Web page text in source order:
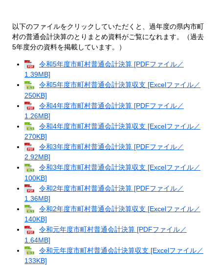
以下のファイルをクリックしていただくと、過年度の県内市町
村の普通会計決算のとりまとめ資料がご覧になれます。（過去
5年度分の資料を掲載しています。）
令和5年度市町村普通会計決算 [PDFファイル／
1.39MB]
令和5年度市町村普通会計決算収支 [Excelファイル／
250KB]
令和4年度市町村普通会計決算 [PDFファイル／
1.26MB]
令和4年度市町村普通会計決算収支 [Excelファイル／
270KB]
令和3年度市町村普通会計決算 [PDFファイル／
2.92MB]
令和3年度市町村普通会計決算収支 [Excelファイル／
100KB]
令和2年度市町村普通会計決算 [PDFファイル／
1.36MB]
令和2年度市町村普通会計決算収支 [Excelファイル／
140KB]
令和元年度市町村普通会計決算 [PDFファイル／
1.64MB]
令和元年度市町村普通会計決算収支 [Excelファイル／
133KB]